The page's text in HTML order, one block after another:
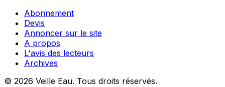
Abonnement
Devis
Annoncer sur le site
A propos
L'avis des lecteurs
Archives
© 2026 Veille Eau. Tous droits réservés.